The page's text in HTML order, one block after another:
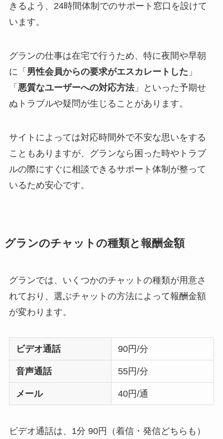
きるよう、24時間体制でのサポート窓口を設けて
います。
グランの仕事は在宅で行うため、特に夜間や早朝
に「 男性会員からの要求がエスカレートした 」
「 悪質なユーザーへの対応方法」といった予期せ
ぬトラブルや疑問が生じることがあります。
サイトによっては対応時間外で不安な思いをする
こともありますが、グランなら困った時やトラブ
ルの際にすぐに相談できるサポート体制が整って
いるため安心です。
グランのチャットの種類と報酬金額
グランでは、いくつかのチャットの種類が用意さ
れており、選ぶチャットの方法によって報酬金額
が変わります。
ビデオ通話 90円/分
音声通話 55円/分
メール 40円/通
ビデオ通話は、1分 90円（着信・発信どちらも）